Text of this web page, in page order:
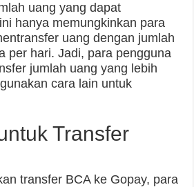
uang yang dapat
hanya memungkinkan para
uang dengan jumlah
per hari. Jadi, para pengguna
jumlah uang yang lebih
cara lain untuk
Transfer
transfer BCA ke Gopay, para